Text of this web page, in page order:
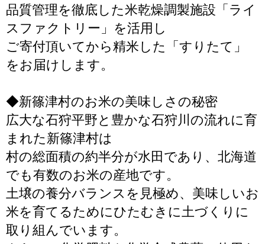
品質管理を徹底した米乾燥調製施設「ライ
スファクトリー」を活用し
ご寄付頂いてから精米した「すりたて」
をお届けします。
◆新篠津村のお米の美味しさの秘密
広大な石狩平野と豊かな石狩川の流れに育
まれた新篠津村は
村の総面積の約半分が水田であり、北海道
でも有数のお米の産地です。
土壌の養分バランスを見極め、美味しいお
米を育てるためにひたむきに土づくりに
取り組んでいます。